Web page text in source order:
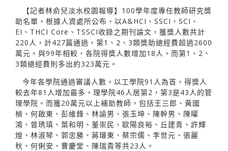
【記者林俞兒淡水校園報導】100學年度專任教師研究獎
助名單，根據人資處所公布，以A&HCI、SSCI、SCI、
EI、THCI Core、TSSCI收錄之期刊論文，獲獎人數共計
220人，計427篇通過，第1、2、3類獎助總經費超過2600
萬元。與99年相較，各院得獎人數增加18人，而第1、2、
3類總經費則多出約323萬元。
今年各學院通過審議人數，以工學院91人為首，得獎人
較去年81人增加最多。理學院46人居第2，第3是43人的管
理學院。而獲20萬元以上補助教師，包括王三郎、黃國
楨、何啟東、彭維鋒、林諭男、張玉坤、陳幹男、陳曜
鴻、曾琇瑱、葉和明、董崇民、歐陽良裕、丘建青、許輝
煌、林淑琴、郭忠勝、蔣璿東、蔡宗儒、李世元、張麗
秋、何俐安、曹慶堂、陳瑞貴等共23人。